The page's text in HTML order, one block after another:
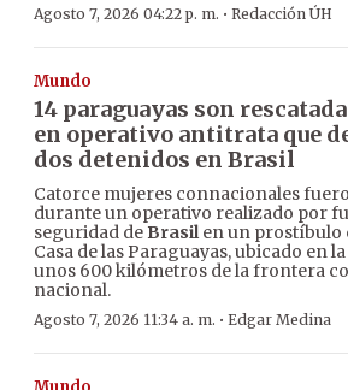
Agosto 7, 2026 04:22 p. m. · Redacción ÚH
Mundo
14 paraguayas son
en operativo antitrata que
dos detenidos en Brasil
Catorce mujeres connacionales
durante un operativo realizado por
seguridad de Brasilen un prostíbulo
Casa de las Paraguayas, ubicado en
unos 600 kilómetros de la frontera
nacional.
Agosto 7, 2026 11:34 a. m. · Edgar Medina